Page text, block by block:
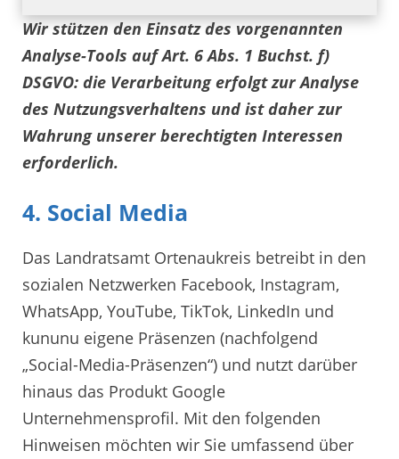
Wir stützen den Einsatz des vorgenannten
Analyse-Tools auf Art. 6 Abs. 1 Buchst. f)
DSGVO: die Verarbeitung erfolgt zur Analyse
des Nutzungsverhaltens und ist daher zur
Wahrung unserer berechtigten Interessen
erforderlich.
4. Social Media
Das Landratsamt Ortenaukreis betreibt in den
sozialen Netzwerken Facebook, Instagram,
WhatsApp, YouTube, TikTok, LinkedIn und
kununu eigene Präsenzen (nachfolgend
„Social-Media-Präsenzen“) und nutzt darüber
hinaus das Produkt Google
Unternehmensprofil. Mit den folgenden
Hinweisen möchten wir Sie umfassend über